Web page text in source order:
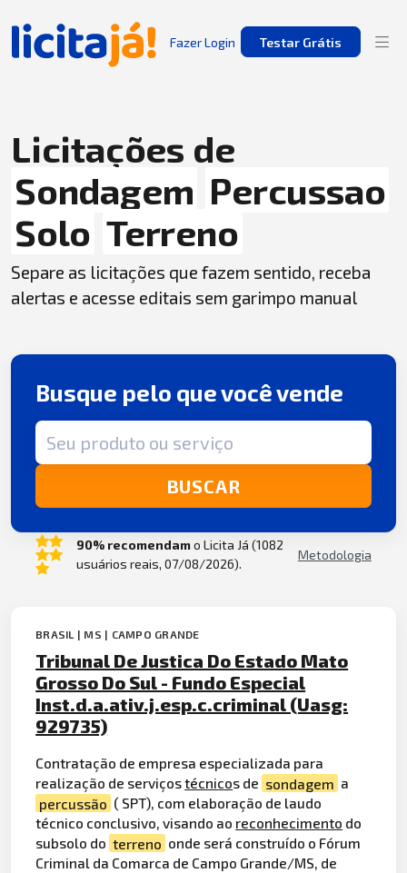
Fazer Login Testar Grátis
Licitações de
Sondagem Percussao
Solo Terreno
Separe as licitações que fazem sentido, receba
alertas e acesse editais sem garimpo manual
Busque pelo que você vende
Termo de busca
BUSCAR
90% recomendamo Licita Já (1082
usuários reais, 07/08/2026).
Metodologia
BRASIL | MS | CAMPO GRANDE
Tribunal De Justica Do Estado Mato
Grosso Do Sul - Fundo Especial
Inst.d.a.ativ.j.esp.c.criminal (Uasg:
929735)
Contratação de empresa especializada para
realização de serviçostécnicos de sondagem a
percussão ( SPT), com elaboração de laudo
técnico conclusivo, visando ao reconhecimento do
subsolo do terreno onde será construído o Fórum
Criminal da Comarca de Campo Grande/MS, de